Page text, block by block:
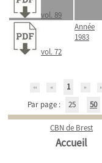
vol. 89
vol. 72
Année
1983
1
Par page :
25 50
CBN de Brest
Accueil